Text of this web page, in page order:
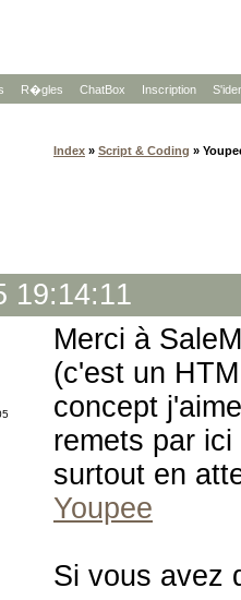
R�gles ChatBox Inscription
Index » Script & Coding »
19:14:11
Merci à
(c'est un
concept
remets par
surtout en
Youpee
Si vous avez